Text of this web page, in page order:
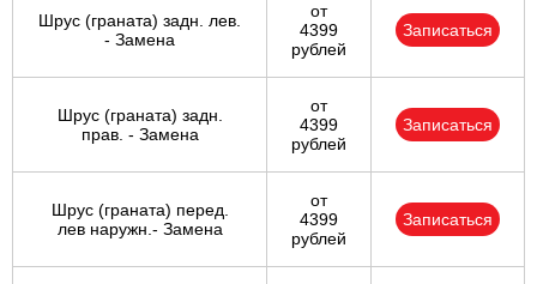
Шрус (граната) задн. лев.
- Замена
от
4399
рублей
Записаться
Шрус (граната) задн.
прав. - Замена
от
4399
рублей
Записаться
Шрус (граната) перед.
лев наружн.- Замена
от
4399
рублей
Записаться